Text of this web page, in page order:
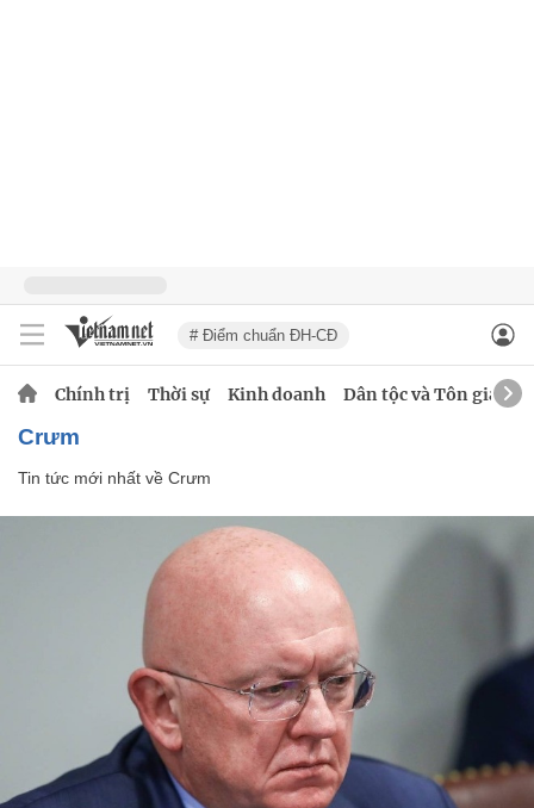
# Điểm chuẩn ĐH-CĐ
Chính trị Thời sự Kinh doanh Dân tộc và Tôn giáo
Crưm
Tin tức mới nhất về Crưm